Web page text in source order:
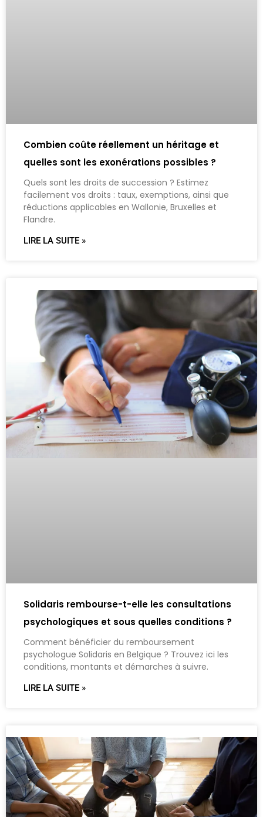
Combien coûte réellement un héritage et
quelles sont les exonérations possibles ?
Quels sont les droits de succession ? Estimez
facilement vos droits : taux, exemptions, ainsi que
réductions applicables en Wallonie, Bruxelles et
Flandre.
LIRE LA SUITE »
Solidaris rembourse-t-elle les consultations
psychologiques et sous quelles conditions ?
Comment bénéficier du remboursement
psychologue Solidaris en Belgique ? Trouvez ici les
conditions, montants et démarches à suivre.
LIRE LA SUITE »